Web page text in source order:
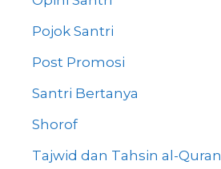
Pojok Santri
Post Promosi
Santri Bertanya
Shorof
Tajwid dan Tahsin al-Quran